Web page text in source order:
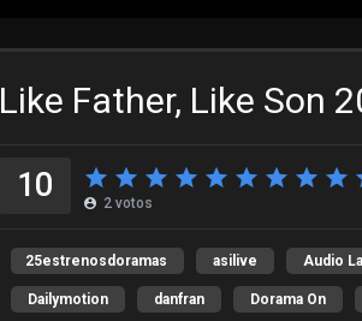
Like Father, Like Son
10 2 votos
25estrenosdoramas asilive Audio
Dailymotion danfran Dorama On